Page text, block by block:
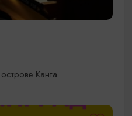
Канта